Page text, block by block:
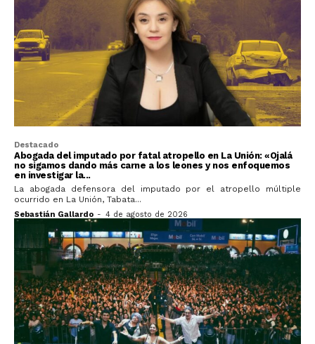
Destacado
Abogada del imputado por fatal atropello en La Unión: «Ojalá
no sigamos dando más carne a los leones y nos enfoquemos
en investigar la...
La abogada defensora del imputado por el atropello múltiple
ocurrido en La Unión, Tabata...
Sebastián Gallardo - 4 de agosto de 2026